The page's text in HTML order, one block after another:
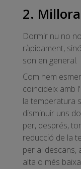
2.
Dormir nu no
ràpidament,
son en general.
Com hem
coincideix amb
la temperatura
disminuir uns
per, després,
reducció de la
per al descans,
alta o més